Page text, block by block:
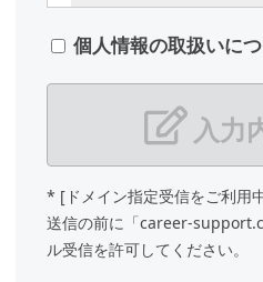
メールアドレス：
support.co.jp
TEL：011-281-5423
3. 個人情報の利用目的
個人情報の取扱いに
入力
* [ドメイン指定受信をご利⽤
送信の前に「career-
ル受信を許可してください。